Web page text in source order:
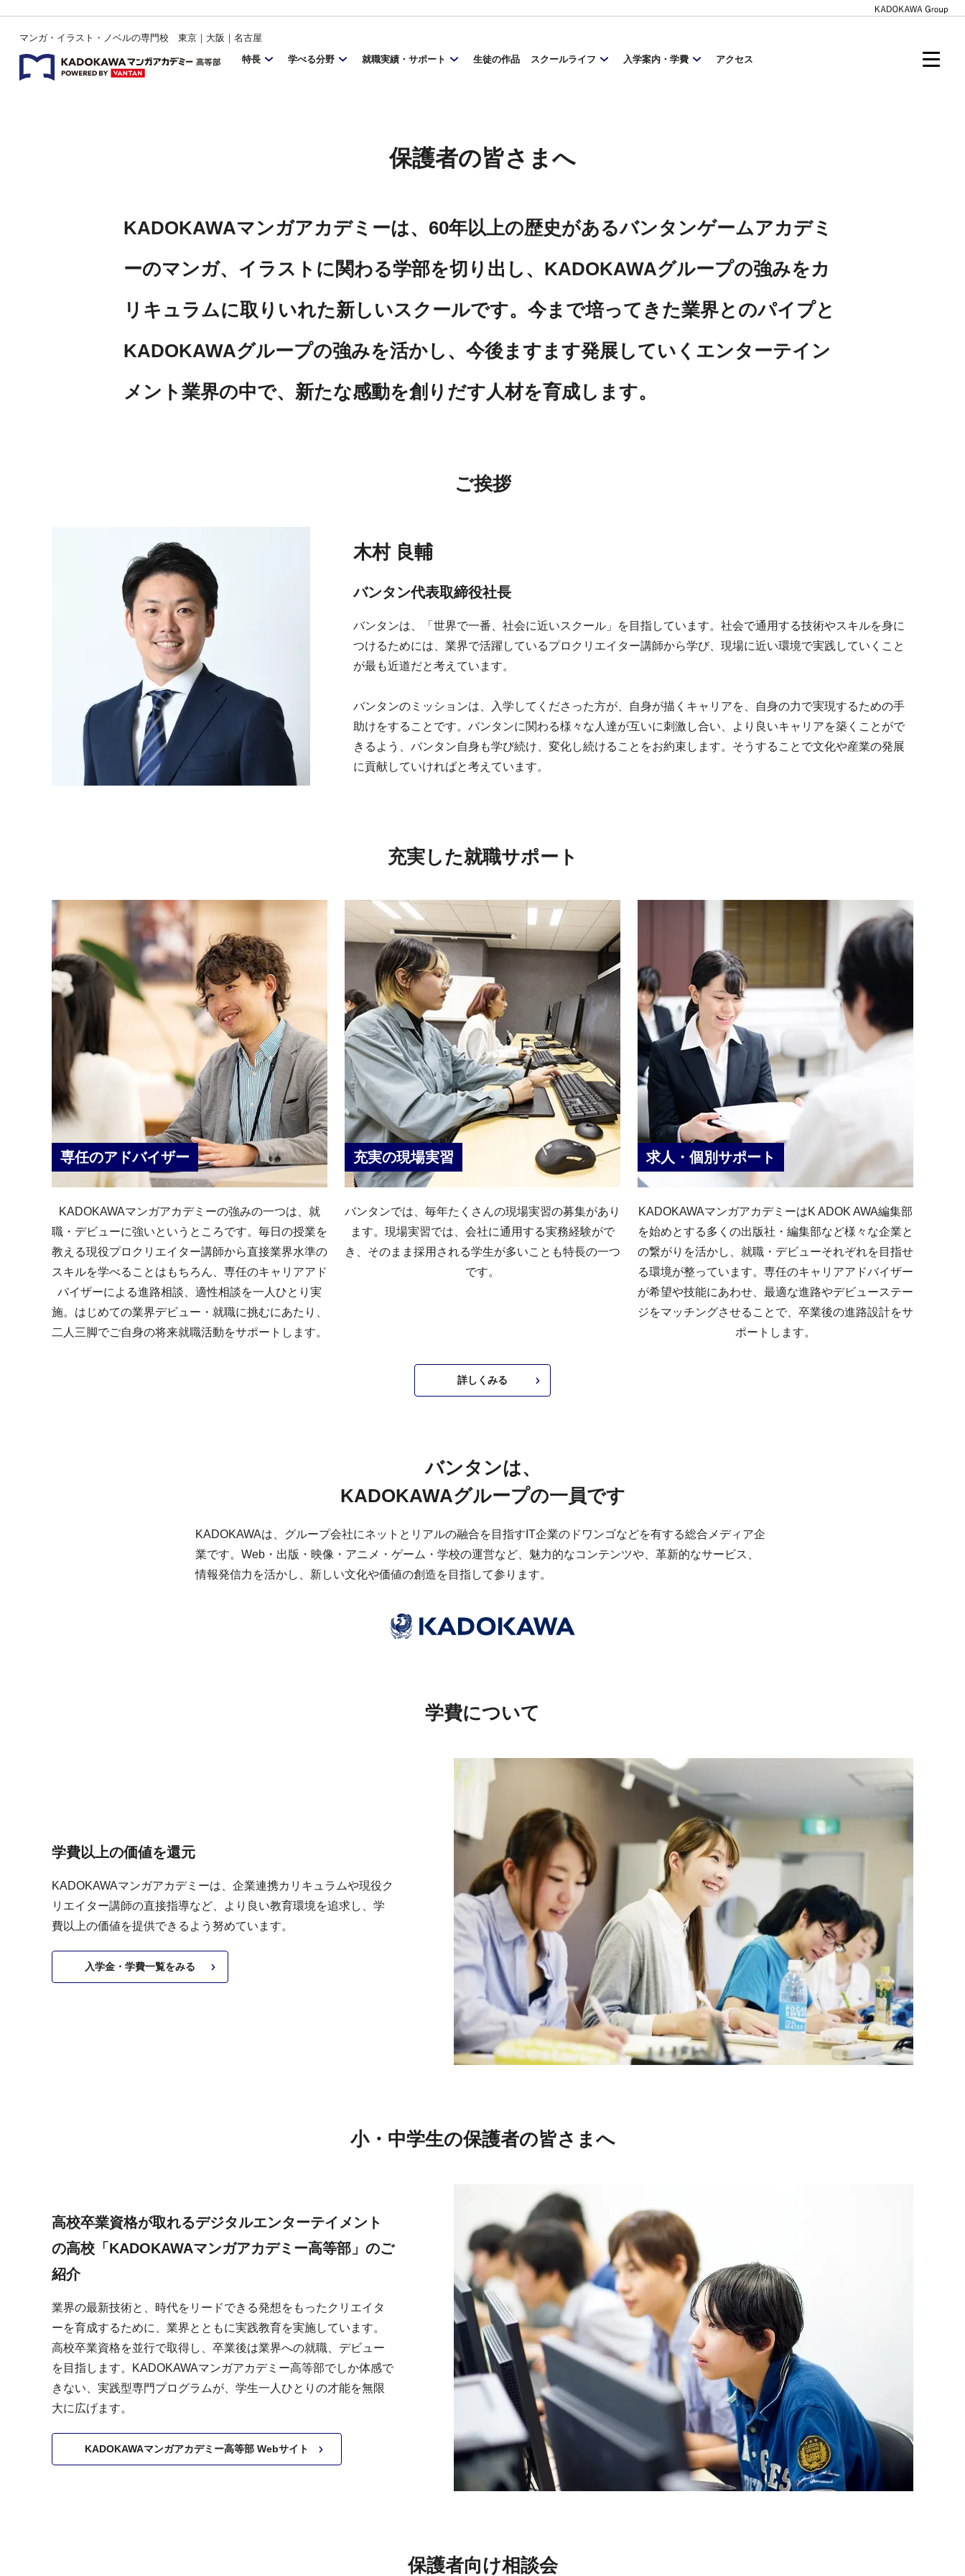
マンガ・イラスト・ノベルの専門校 東京｜大阪｜名古屋
特長
学べる分野 就職実績・サポート 生徒の作品 スクールライフ 入学案内・学費 アクセス
保護者の皆さまへ
KADOKAWAマンガアカデミーは、60年以上の歴史があるバンタンゲームアカデミ
ーのマンガ、イラストに関わる学部を切り出し、KADOKAWAグループの強みをカ
リキュラムに取りいれた新しいスクールです。今まで培ってきた業界とのパイプと
KADOKAWAグループの強みを活かし、今後ますます発展していくエンターテイン
メント業界の中で、新たな感動を創りだす人材を育成します。
ご挨拶
木村 良輔
バンタン代表取締役社長
バンタンは、「世界で一番、社会に近いスクール」を目指しています。社会で通用する技術やスキルを身に
つけるためには、業界で活躍しているプロクリエイター講師から学び、現場に近い環境で実践していくこと
が最も近道だと考えています。
バンタンのミッションは、入学してくださった方が、自身が描くキャリアを、自身の力で実現するための手
助けをすることです。バンタンに関わる様々な人達が互いに刺激し合い、より良いキャリアを築くことがで
きるよう、バンタン自身も学び続け、変化し続けることをお約束します。そうすることで文化や産業の発展
に貢献していければと考えています。
充実した就職サポート
専任のアドバイザー
KADOKAWAマンガアカデミーの強みの一つは、就
職・デビューに強いというところです。毎日の授業を
教える現役プロクリエイター講師から直接業界水準の
スキルを学べることはもちろん、専任のキャリアアド
バイザーによる進路相談、適性相談を一人ひとり実
施。はじめての業界デビュー・就職に挑むにあたり、
二人三脚でご自身の将来就職活動をサポートします。
充実の現場実習
バンタンでは、毎年たくさんの現場実習の募集があり
ます。現場実習では、会社に通用する実務経験がで
き、そのまま採用される学生が多いことも特長の一つ
です。
求人・個別サポート
KADOKAWAマンガアカデミーはK ADOK AWA編集部
を始めとする多くの出版社・編集部など様々な企業と
の繋がりを活かし、就職・デビューそれぞれを目指せ
る環境が整っています。専任のキャリアアドバイザー
が希望や技能にあわせ、最適な進路やデビューステー
ジをマッチングさせることで、卒業後の進路設計をサ
ポートします。
詳しくみる
バンタンは、
KADOKAWAグループの一員です
KADOKAWAは、グループ会社にネットとリアルの融合を目指すIT企業のドワンゴなどを有する総合メディア企
業です。Web・出版・映像・アニメ・ゲーム・学校の運営など、魅力的なコンテンツや、革新的なサービス、
情報発信力を活かし、新しい文化や価値の創造を目指して参ります。
学費について
学費以上の価値を還元
KADOKAWAマンガアカデミーは、企業連携カリキュラムや現役ク
リエイター講師の直接指導など、より良い教育環境を追求し、学
費以上の価値を提供できるよう努めています。
入学金・学費一覧をみる
小・中学生の保護者の皆さまへ
高校卒業資格が取れるデジタルエンターテイメント
の高校「KADOKAWAマンガアカデミー高等部」のご
紹介
業界の最新技術と、時代をリードできる発想をもったクリエイタ
ーを育成するために、業界とともに実践教育を実施しています。
高校卒業資格を並行で取得し、卒業後は業界への就職、デビュー
を目指します。KADOKAWAマンガアカデミー高等部でしか体感で
きない、実践型専門プログラムが、学生一人ひとりの才能を無限
大に広げます。
KADOKAWAマンガアカデミー高等部Webサイト
保護者向け相談会